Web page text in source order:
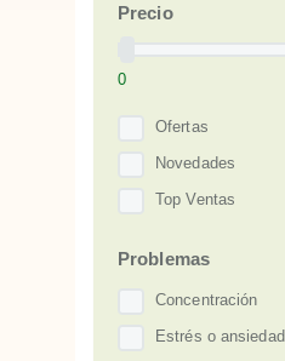
Precio
Ofertas
Novedades
Top Ventas
Problemas
Concentración
Estrés o ansiedad